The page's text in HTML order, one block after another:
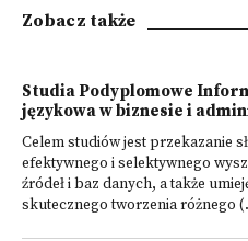
Zobacz także
Studia Podyplomowe
językowa w biznesie i
Celem studiów jest przekazanie
efektywnego i selektywnego
źródeł i baz danych, a także
skutecznego tworzenia różnego